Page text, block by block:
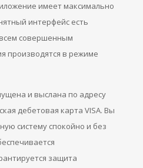
имеет максимально
интерфейс есть
совершенным
производятся в режиме
и выслана по адресу
дебетовая карта VISA. Вы
систему спокойно и без
защита